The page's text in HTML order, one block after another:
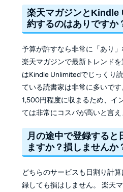
楽天マガジンと
約するのはありですか
予算が許すなら非常に「あり
楽天マガジンで最新トレンド
はKindle Unlimitedでじっくり
ている読書家は非常に多いで
1,500円程度に収まるため、イ
ては非常にコスパが高いと言え
月の途中で登録すると
ますか？損しませんか
どちらのサービスも日割り計
録しても損はしません。 楽天